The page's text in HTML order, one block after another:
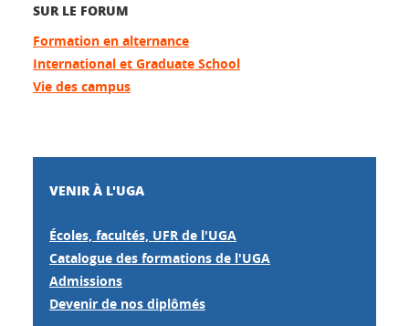
SUR LE FORUM
Formation en alternance
International et Graduate School
Vie des campus
VENIR À L'UGA
Écoles, facultés, UFR de l'UGA
Catalogue des formations de l'UGA
Admissions
Devenir de nos diplômés